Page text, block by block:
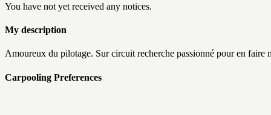
You have not yet received any notices.
My description
Amoureux du pilotage. Sur circuit recherche passionné pour en faire
Carpooling Preferences